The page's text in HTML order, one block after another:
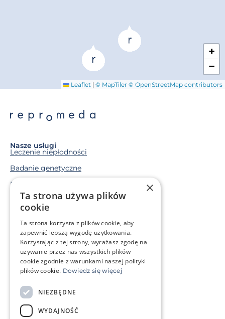
+
−
Leaflet | © MapTiler © OpenStreetMap contributors
Nasze usługi
Leczenie niepłodności
Badanie genetyczne
Macierzyństwo zastępcze
Mrożenie komórek rozrodczych
Sytuacja życiowa
Mam problem genetyczny
Leczę się onkologicznie
Strefa klienta
Słowniczek pojęć
Często zadawane pytania
Kontakt
×
Ta strona używa plików
cookie
Ta strona korzysta z plików cookie, aby
zapewnić lepszą wygodę użytkowania.
Korzystając z tej strony, wyrażasz zgodę na
używanie przez nas wszystkich plików
cookie zgodnie z warunkami naszej polityki
plików cookie. Dowiedz się więcej
NIEZBĘDNE
WYDAJNOŚĆ